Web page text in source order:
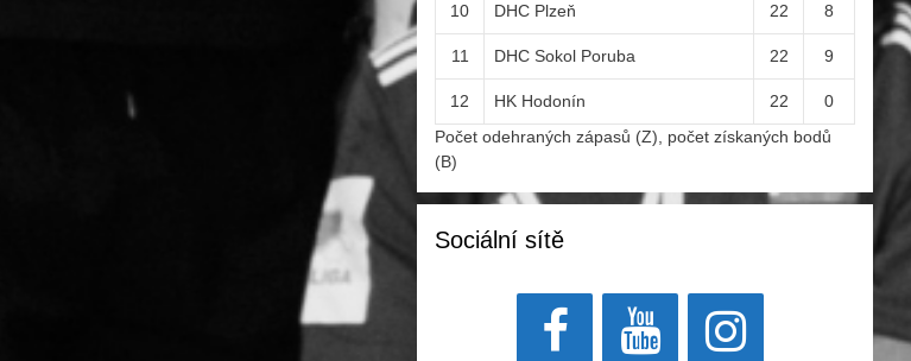
10 DHC Plzeň 22 8
11 DHC Sokol Poruba 22 9
12 HK Hodonín 22
0
Počet odehraných zápasů (Z), počet získaných bodů
(B)
Sociální sítě